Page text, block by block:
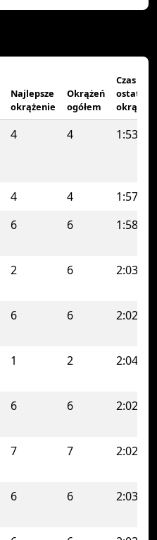
Najlepsze
okrążenie
Okrążeń
ogółem
Czas
4 4
4 4
6 6
2 6
6 6
1 2
6 6
7 7
6 6